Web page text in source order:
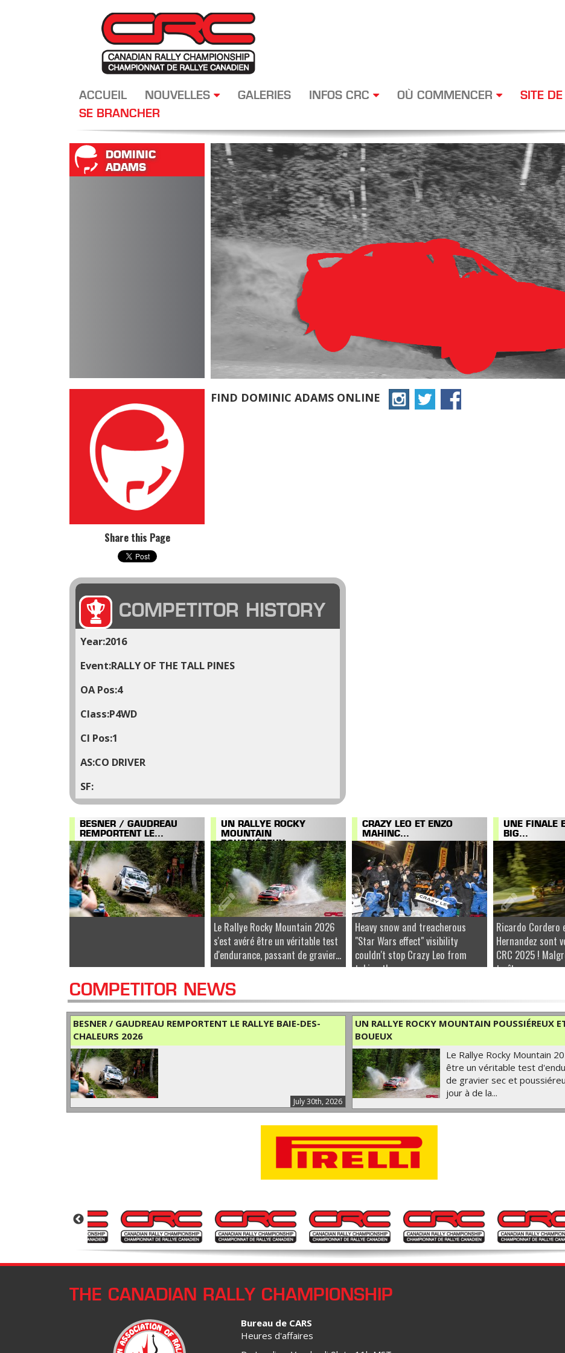
ACCUEIL NOUVELLES GALERIES INFOS CRC OÙ COMMENCER
SITE
SE BRANCHER
DOMINIC
ADAMS
Share this Page
FIND DOMINIC ADAMS ONLINE
COMPETITOR HISTORY
2016
RALLY OF THE TALL PINES
4
P4WD
1
CO DRIVER
BESNER / GAUDREAU
REMPORTENT LE...
UN RALLYE ROCKY
MOUNTAIN
POUSSIÉREUX...
Le Rallye Rocky Mountain 2026
s'est avéré être un véritable test
d'endurance, passant de gravier...
CRAZY LEO ET ENZO
MAHINC...
Heavy snow and treacherous
"Star Wars effect" visibility
couldn't stop Crazy Leo from
taking the...
UNE FINALE
BIG...
Ricardo Cordero
Hernandez sont
CRC 2025 !
traîtresse...
COMPETITOR NEWS
BESNER / GAUDREAU REMPORTENT LE RALLYE BAIE-DES-
CHALEURS 2026
July 30th, 2026
UN RALLYE ROCKY MOUNTAIN POUSSIÉREUX
BOUEUX
Le Rallye Rocky Mountain
être un véritable test
de gravier sec et
jour à de la...
THE CANADIAN RALLY CHAMPIONSHIP
Bureau de CARS
Heures d'affaires